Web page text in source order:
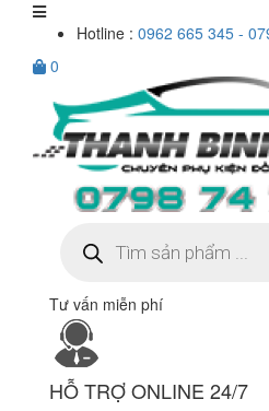
Hotline : 0962 665 345 -
0
kiếm
sản
Tư vấn miễn phí
HỖ TRỢ ONLINE 24/7